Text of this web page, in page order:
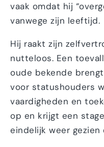
vaak omdat hij
vanwege zijn leeftijd.
Hij raakt zijn
nutteloos. Een
oude bekende
voor statushouders
vaardigheden en
op en krijgt een
eindelijk weer gezien